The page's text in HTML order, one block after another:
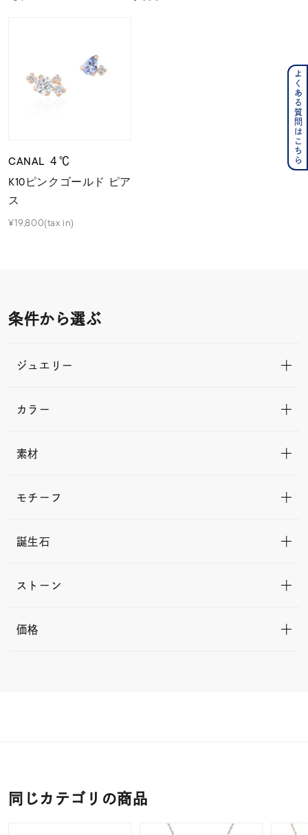
CANAL ４℃
K10ピンクゴールド ピア
ス
¥19,800(tax in)
条件から選ぶ
ジュエリー
カラー
素材
モチーフ
誕生石
ストーン
価格
同じカテゴリの商品
よくある質問はこちら